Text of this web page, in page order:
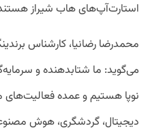
استارت‌آپ‌های هاب شیراز
محمدرضا رضانیا، کارشناس
می‌گوید: ما شتابدهنده و
نوپا هستیم و عمده فعالیت‌های
دیجیتال، گردشگری، هوش